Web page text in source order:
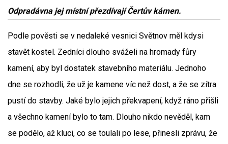
Odpradávna jej místní přezdívají Čertův kámen.
Podle pověsti se v nedaleké vesnici Světnov měl kdysi
stavět kostel. Zedníci dlouho sváželi na hromady fůry
kamení, aby byl dostatek stavebního materiálu. Jednoho
dne se rozhodli, že už je kamene víc než dost, a že se zítra
pustí do stavby. Jaké bylo jejich překvapení, když ráno přišli
a všechno kamení bylo to tam. Dlouho nikdo nevěděl, kam
se podělo, až kluci, co se toulali po lese, přinesli zprávu, že